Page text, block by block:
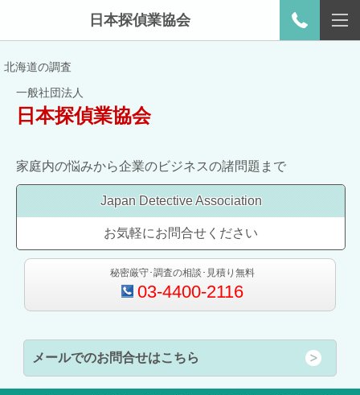
日本探偵業協会
北海道の調査
一般社団法人
日本探偵業協会
家庭内の悩みから企業のビジネスの諸問題まで
Japan Detective Association
お気軽にお問合せください
秘密厳守･調査の相談･見積り無料
03-4400-2116
メールでのお問合せはこちら